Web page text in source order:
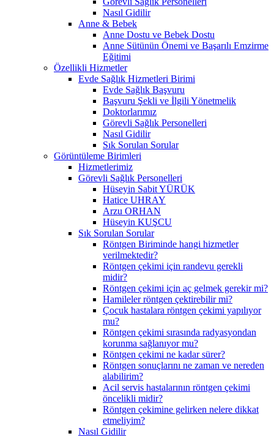
Nasıl Gidilir
Anne & Bebek
Anne Dostu ve Bebek Dostu
Anne Sütünün Önemi ve Başarılı Emzirme
Eğitimi
Özellikli Hizmetler
Evde Sağlık Hizmetleri Birimi
Evde Sağlık Başvuru
Başvuru Şekli ve İlgili Yönetmelik
Doktorlarımız
Görevli Sağlık Personelleri
Nasıl Gidilir
Sık Sorulan Sorular
Görüntüleme Birimleri
Hizmetlerimiz
Görevli Sağlık Personelleri
Hüseyin Sabit YÜRÜK
Hatice UHRAY
Arzu ORHAN
Hüseyin KUŞCU
Sık Sorulan Sorular
Röntgen Biriminde hangi hizmetler
verilmektedir?
Röntgen çekimi için randevu gerekli
midir?
Röntgen çekimi için aç gelmek gerekir mi?
Hamileler röntgen çektirebilir mi?
Çocuk hastalara röntgen çekimi yapılıyor
mu?
Röntgen çekimi sırasında radyasyondan
korunma sağlanıyor mu?
Röntgen çekimi ne kadar sürer?
Röntgen sonuçlarını ne zaman ve nereden
alabilirim?
Acil servis hastalarının röntgen çekimi
öncelikli midir?
Röntgen çekimine gelirken nelere dikkat
etmeliyim?
Nasıl Gidilir